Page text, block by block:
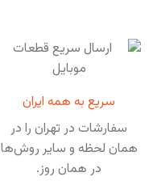
سریع به همه ایران
سفارشات در تهران را در
همان لحظه و سایر روش‌ها
در همان روز.